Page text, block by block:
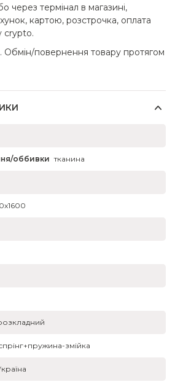
через термінал в магазині,
картою, розстрочка, оплата
crypto.
Обмін/повернення товару протягом
оббивки тканина
змійка